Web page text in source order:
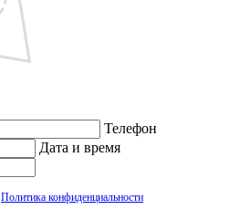
Телефон
Дата и время
Политика конфиденциальности